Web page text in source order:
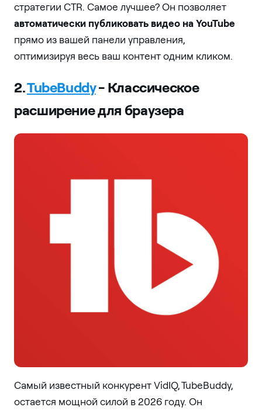
стратегии CTR. Самое лучшее? Он позволяет
автоматически публиковать видео на YouTube
прямо из вашей панели управления,
оптимизируя весь ваш контент одним кликом.
2.TubeBuddy- Классическое
расширение для браузера
Самый известный конкурент VidIQ, TubeBuddy,
остается мощной силой в 2026 году. Он